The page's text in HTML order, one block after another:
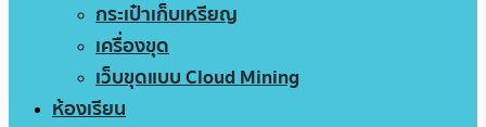
กระเป๋าเก็บเหรียญ
เครื่องขุด
เว็บขุดแบบ Cloud Mining
ห้องเรียน